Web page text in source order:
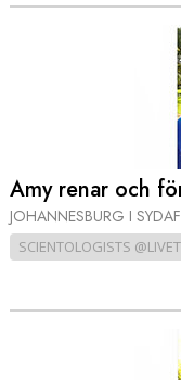
Amy renar och
JOHANNESBURG I
SCIENTOLOGISTS @LIVET